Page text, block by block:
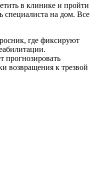
в клинике и пройти
специалиста на дом. Все
где фиксируют
прогнозировать
возвращения к трезвой